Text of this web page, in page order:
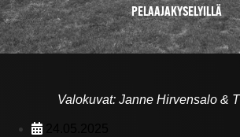
PELAAJAKYSELYILLÄ
Valokuvat: Janne Hirvensalo &